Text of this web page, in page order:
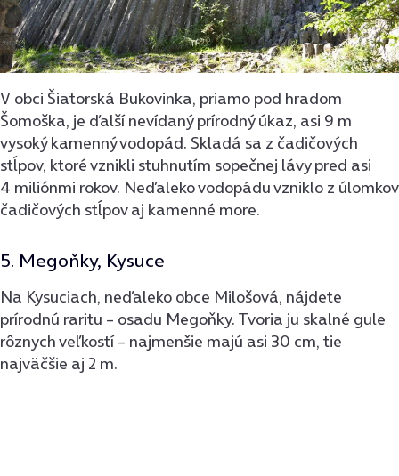
V obci Šiatorská Bukovinka, priamo pod hradom
Šomoška, je ďalší nevídaný prírodný úkaz, asi 9 m
vysoký kamenný vodopád. Skladá sa z čadičových
stĺpov, ktoré vznikli stuhnutím sopečnej lávy pred asi
4 miliónmi rokov. Neďaleko vodopádu vzniklo z úlomkov
čadičových stĺpov aj kamenné more.
5. Megoňky, Kysuce
Na Kysuciach, neďaleko obce Milošová, nájdete
prírodnú raritu – osadu Megoňky. Tvoria ju skalné gule
rôznych veľkostí – najmenšie majú asi 30 cm, tie
najväčšie aj 2 m.